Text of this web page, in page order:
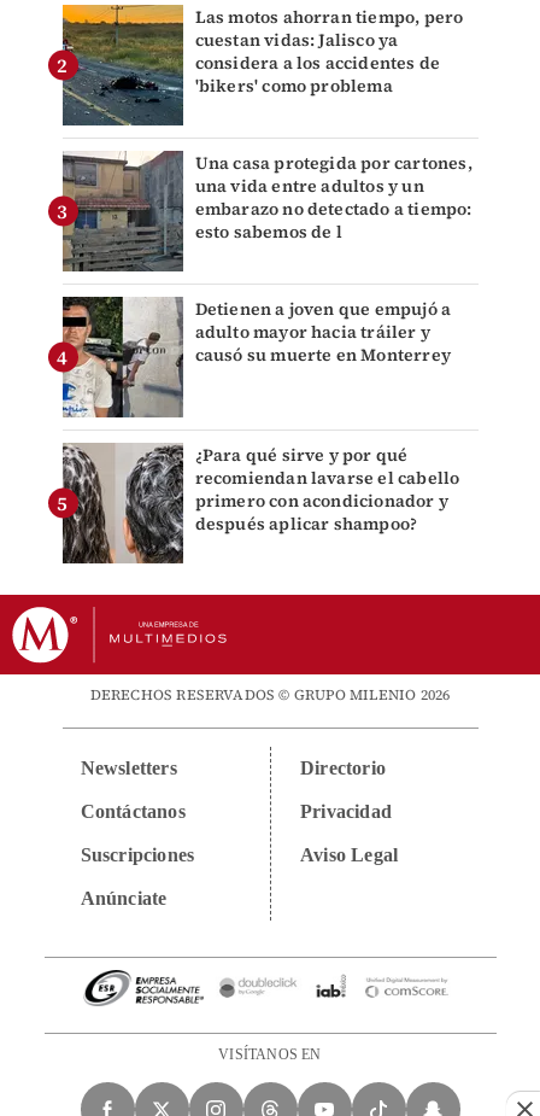
Las motos ahorran tiempo, pero
cuestan vidas: Jalisco ya
considera a los accidentes de
'bikers' como problema
Una casa protegida por cartones,
una vida entre adultos y un
embarazo no detectado a tiempo:
esto sabemos de l
Detienen a joven que empujó a
adulto mayor hacia tráiler y
causó su muerte en Monterrey
¿Para qué sirve y por qué
recomiendan lavarse el cabello
primero con acondicionador y
después aplicar shampoo?
DERECHOS RESERVADOS © GRUPO MILENIO 2026
Newsletters
Contáctanos
Suscripciones
Anúnciate
Directorio
Privacidad
Aviso Legal
VISÍTANOS EN